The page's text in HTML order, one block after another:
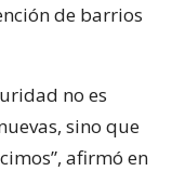
de barrios
no es
sino que
afirmó en